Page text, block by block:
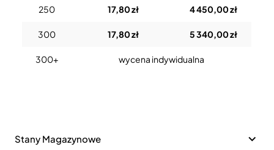
250 17,80 zł 4 450,00 zł
300 17,80 zł 5 340,00 zł
300+ wycena indywidualna
Stany Magazynowe